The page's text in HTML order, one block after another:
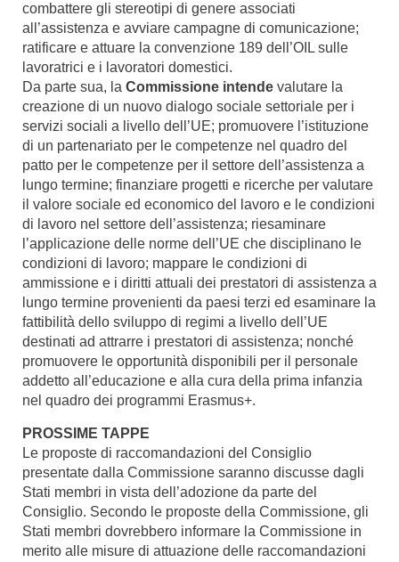
combattere gli stereotipi di genere associati
all’assistenza e avviare campagne di comunicazione;
ratificare e attuare la convenzione 189 dell’OIL sulle
lavoratrici e i lavoratori domestici.
Da parte sua, la Commissione intende valutare la
creazione di un nuovo dialogo sociale settoriale per i
servizi sociali a livello dell’UE; promuovere l’istituzione
di un partenariato per le competenze nel quadro del
patto per le competenze per il settore dell’assistenza a
lungo termine; finanziare progetti e ricerche per valutare
il valore sociale ed economico del lavoro e le condizioni
di lavoro nel settore dell’assistenza; riesaminare
l’applicazione delle norme dell’UE che disciplinano le
condizioni di lavoro; mappare le condizioni di
ammissione e i diritti attuali dei prestatori di assistenza a
lungo termine provenienti da paesi terzi ed esaminare la
fattibilità dello sviluppo di regimi a livello dell’UE
destinati ad attrarre i prestatori di assistenza; nonché
promuovere le opportunità disponibili per il personale
addetto all’educazione e alla cura della prima infanzia
nel quadro dei programmi Erasmus+.
PROSSIME TAPPE
Le proposte di raccomandazioni del Consiglio
presentate dalla Commissione saranno discusse dagli
Stati membri in vista dell’adozione da parte del
Consiglio. Secondo le proposte della Commissione, gli
Stati membri dovrebbero informare la Commissione in
merito alle misure di attuazione delle raccomandazioni